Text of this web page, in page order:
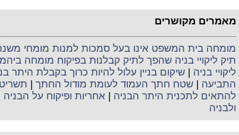
מאמרים מקושרים
מומחה בית המשפט אינו בעל סמכות למנות מומחי
תיק ליקויי בניה שהפך לתיק קבלנות בפיקוח מומחה
ליקויי בניה | שיקום בניין עלול להיות כרוך בקבלת היתר
התביעה | שטח חתך העמוד לעומת מודול החתך |
להתאים לתכנית היתר הבניה | אחריות ופיקוח על הבניה
ולבניה